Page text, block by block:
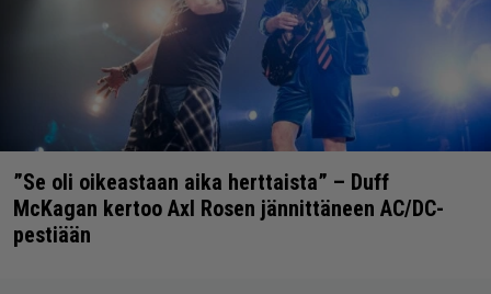
”Se oli oikeastaan aika herttaista” – Duff
McKagan kertoo Axl Rosen jännittäneen AC/DC-
pestiään